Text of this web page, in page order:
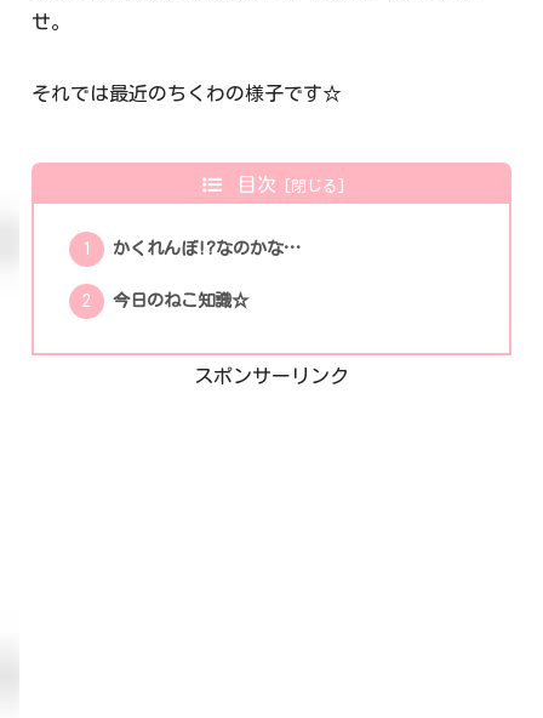
せ。
それでは最近のちくわの様子です☆
目次
かくれんぼ!?なのかな…
今日のねこ知識☆
スポンサーリンク